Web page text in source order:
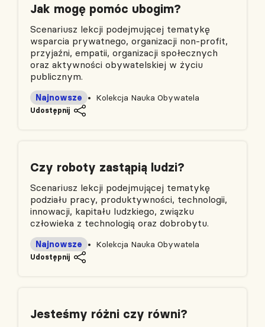
Jak mogę pomóc ubogim?
Scenariusz lekcji podejmującej tematykę
wsparcia prywatnego, organizacji non-profit,
przyjaźni, empatii, organizacji społecznych
oraz aktywności obywatelskiej w życiu
publicznym.
Kolekcja Nauka Obywatela
Najnowsze
Udostępnij
Czy roboty zastąpią ludzi?
Scenariusz lekcji podejmującej tematykę
podziału pracy, produktywności, technologii,
innowacji, kapitału ludzkiego, związku
człowieka z technologią oraz dobrobytu.
Kolekcja Nauka Obywatela
Najnowsze
Udostępnij
Jesteśmy różni czy równi?